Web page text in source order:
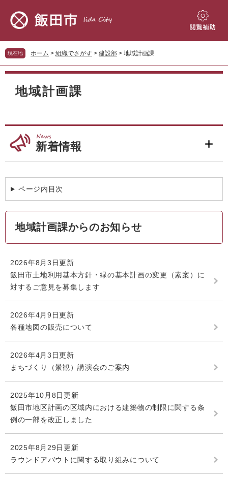
先
頭
を
飛
閲
現在地 ホーム > 組織でさがす > 建設部 > 地域計画課
本
地域計画課
新着情報
ページ内目次
地域計画課からのお知らせ
2026年8月3日更新
飯田市土地利用基本方針・緑の基本計画の変更（素案）に
対するご意見を募集します
2026年4月9日更新
各種地図の販売について
2026年4月3日更新
まちづくり（景観）講演会のご案内
2025年10月8日更新
飯田市地区計画の区域内における建築物の制限に関する条
例の一部を改正しました
2025年8月29日更新
ラウンドアバウトに関する取り組みについて